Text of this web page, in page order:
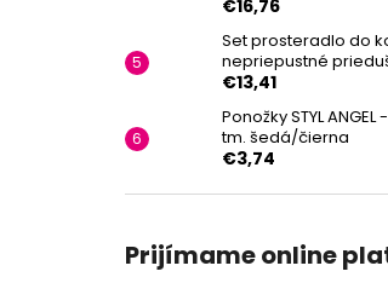
€16,76
Set prosteradlo do
nepriepustné
€13,41
Ponožky STYL
tm. šedá/čierna
€3,74
Prijímame online